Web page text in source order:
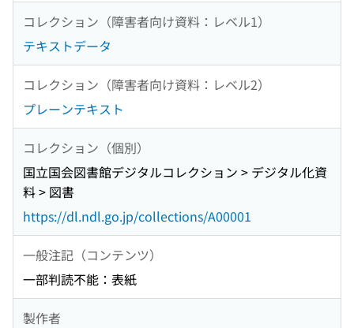
コレクション（障害者向け資料：レベル1）
テキストデータ
コレクション（障害者向け資料：レベル2）
プレーンテキスト
コレクション（個別）
国立国会図書館デジタルコレクション > デジタル化資
料 > 図書
https://dl.ndl.go.jp/collections/A00001
一般注記（コンテンツ）
一部判読不能：表紙
製作者